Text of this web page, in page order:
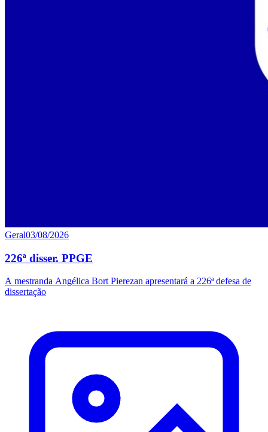
Geral03/08/2026
226ª disser. PPGE
A mestranda Angélica Bort Pierezan apresentará a 226ª defesa de
dissertação